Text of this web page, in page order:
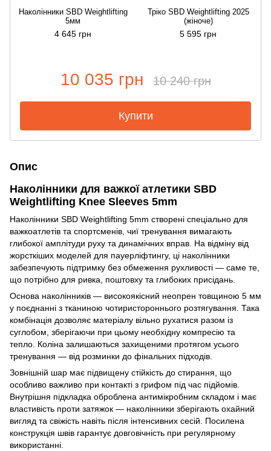
Наколінники SBD Weightlifting
5мм
4 645 грн
Тріко SBD Weightlifting 2025
(жіноче)
5 595 грн
10 035 грн 10 240 грн
Купити
Опис
Наколінники для важкої атлетики SBD
Weightlifting Knee Sleeves 5mm
Наколінники SBD Weightlifting 5mm створені спеціально для
важкоатлетів та спортсменів, чиї тренування вимагають
глибокої амплітуди руху та динамічних вправ. На відміну від
жорсткіших моделей для пауерліфтингу, ці наколінники
забезпечують підтримку без обмеження рухливості — саме те,
що потрібно для ривка, поштовху та глибоких присідань.
Основа наколінників — високоякісний неопрен товщиною 5 мм
у поєднанні з тканиною чотиристороннього розтягування. Така
комбінація дозволяє матеріалу вільно рухатися разом із
суглобом, зберігаючи при цьому необхідну компресію та
тепло. Коліна залишаються захищеними протягом усього
тренування — від розминки до фінальних підходів.
Зовнішній шар має підвищену стійкість до стирання, що
особливо важливо при контакті з грифом під час підйомів.
Внутрішня підкладка оброблена антимікробним складом і має
властивість проти затяжок — наколінники зберігають охайний
вигляд та свіжість навіть після інтенсивних сесій. Посилена
конструкція швів гарантує довговічність при регулярному
використанні.